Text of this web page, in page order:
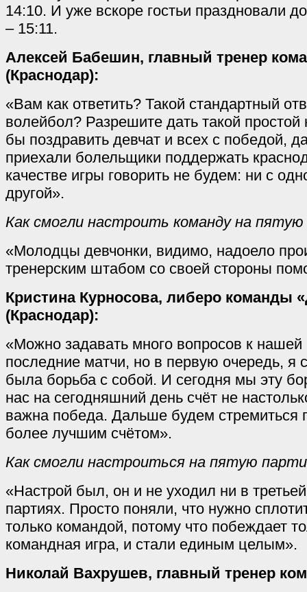
14:10. И уже вскоре гостьи праздновали
– 15:11.
Алексей Бабешин, главный тренер
(Краснодар):
«Вам как ответить? Такой стандартный
волейбол? Разрешите дать такой простой
бы поздравить девчат и всех с победой,
приехали болельщики поддержать
качестве игры говорить не будем: ни с
другой».
Как смогли настроить команду на
«Молодцы девчонки, видимо, надоело
тренерским штабом со своей стороны
Кристина Курносова, либеро команды
(Краснодар):
«Можно задавать много вопросов к нашей
последние матчи, но в первую очередь, я
была борьба с собой. И сегодня мы эту
нас на сегодняшний день счёт не
важна победа. Дальше будем стремиться
более лучшим счётом».
Как смогли настроиться на пятую
«Настрой был, он и не уходил ни в
партиях. Просто поняли, что нужно
только командой, потому что побеждает
командная игра, и стали единым целым».
Николай Вахрушев, главный тренер